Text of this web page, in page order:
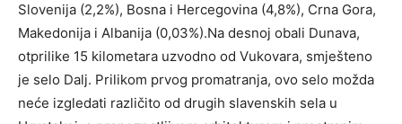
Slovenija (2,2%), Bosna i Hercegovina (4,8%), Crna Gora,
Makedonija i Albanija (0,03%).Na desnoj obali Dunava,
otprilike 15 kilometara uzvodno od Vukovara, smješteno
je selo Dalj. Prilikom prvog promatranja, ovo selo možda
neće izgledati različito od drugih slavenskih sela u